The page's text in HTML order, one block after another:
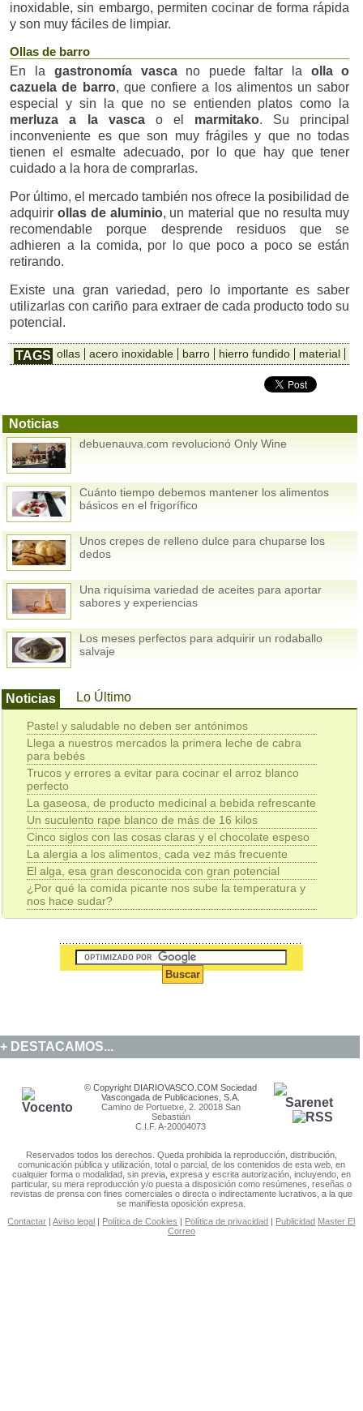
inoxidable, sin embargo, permiten cocinar de forma rápida
y son muy fáciles de limpiar.
Ollas de barro
En la gastronomía vascano puede faltar la olla o
cazuela de barro, que confiere a los alimentos un sabor
especial y sin la que no se entienden platos como la
merluza a la vascao el marmitako. Su principal
inconveniente es que son muy frágiles y que no todas
tienen el esmalte adecuado, por lo que hay que tener
cuidado a la hora de comprarlas.
Por último, el mercado también nos ofrece la posibilidad de
adquirirollas de aluminio, un material que no resulta muy
recomendable porque desprende residuos que se
adhieren a la comida, por lo que poco a poco se están
retirando.
Existe una gran variedad, pero lo importante es saber
utilizarlas con cariño para extraer de cada producto todo su
potencial.
TAGS ollas acero inoxidable barro hierro fundido material
Noticias
debuenauva.com revolucionó Only Wine
Cuánto tiempo debemos mantener los alimentos
básicos en el frigorífico
Unos crepes de relleno dulce para chuparse los
dedos
Una riquísima variedad de aceites para aportar
sabores y experiencias
Los meses perfectos para adquirir un rodaballo
salvaje
Noticias Lo Último
Pastel y saludable no deben ser antónimos
Llega a nuestros mercados la primera leche de cabra
para bebés
Trucos y errores a evitar para cocinar el arroz blanco
perfecto
La gaseosa, de producto medicinal a bebida refrescante
Un suculento rape blanco de más de 16 kilos
Cinco siglos con las cosas claras y el chocolate espeso
La alergia a los alimentos, cada vez más frecuente
El alga, esa gran desconocida con gran potencial
¿Por qué la comida picante nos sube la temperatura y
nos hace sudar?
DESTACAMOS...
© Copyright DIARIOVASCO.COM Sociedad
Vascongada de Publicaciones, S.A.
Camino de Portuetxe, 2. 20018 San
Sebastián
C.I.F. A-20004073
Reservados todos los derechos. Queda prohibida la reproducción, distribución,
comunicación pública y utilización, total o parcial, de los contenidos de esta web, en
cualquier forma o modalidad, sin previa, expresa y escrita autorización, incluyendo, en
particular, su mera reproducción y/o puesta a disposición como resúmenes, reseñas o
revistas de prensa con fines comerciales o directa o indirectamente lucrativos, a la que
se manifiesta oposición expresa.
Contactar |Aviso legal | Política de Cookies | Política de privacidad | Publicidad Master El
Correo